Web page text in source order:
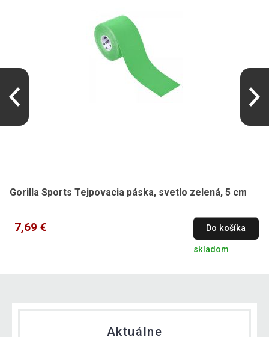
Gorilla Sports Tejpovacia páska, svetlo zelená, 5 cm
7,69 € Do košíka
skladom
Aktuálne